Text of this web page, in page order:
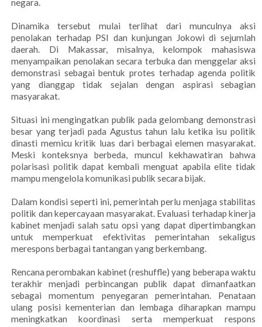
negara.
Dinamika tersebut mulai terlihat dari munculnya aksi
penolakan terhadap PSI dan kunjungan Jokowi di sejumlah
daerah. Di Makassar, misalnya, kelompok mahasiswa
menyampaikan penolakan secara terbuka dan menggelar aksi
demonstrasi sebagai bentuk protes terhadap agenda politik
yang dianggap tidak sejalan dengan aspirasi sebagian
masyarakat.
Situasi ini mengingatkan publik pada gelombang demonstrasi
besar yang terjadi pada Agustus tahun lalu ketika isu politik
dinasti memicu kritik luas dari berbagai elemen masyarakat.
Meski konteksnya berbeda, muncul kekhawatiran bahwa
polarisasi politik dapat kembali menguat apabila elite tidak
mampu mengelola komunikasi publik secara bijak.
Dalam kondisi seperti ini, pemerintah perlu menjaga stabilitas
politik dan kepercayaan masyarakat. Evaluasi terhadap kinerja
kabinet menjadi salah satu opsi yang dapat dipertimbangkan
untuk memperkuat efektivitas pemerintahan sekaligus
merespons berbagai tantangan yang berkembang.
Rencana perombakan kabinet (reshuffle) yang beberapa waktu
terakhir menjadi perbincangan publik dapat dimanfaatkan
sebagai momentum penyegaran pemerintahan. Penataan
ulang posisi kementerian dan lembaga diharapkan mampu
meningkatkan koordinasi serta memperkuat respons